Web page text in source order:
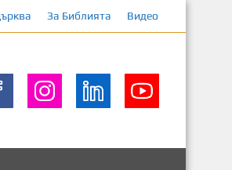
За Библията Видео